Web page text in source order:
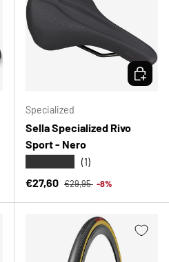
OPZIONI
Specialized
Sella Specialized Rivo
Sport - Nero
(1)
Prezzo di vendita
€27,60 Prezzo normale
€29,95 -8%
SCEGLI